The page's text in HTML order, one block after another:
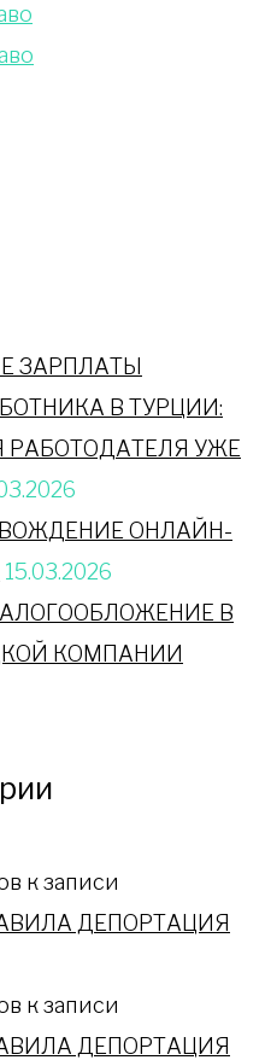
ЗАРПЛАТЫ
В ТУРЦИИ:
УЖЕ
ОНЛАЙН-
15.03.2026
В
КОМПАНИИ
к записи
ДЕПОРТАЦИЯ
к записи
ДЕПОРТАЦИЯ